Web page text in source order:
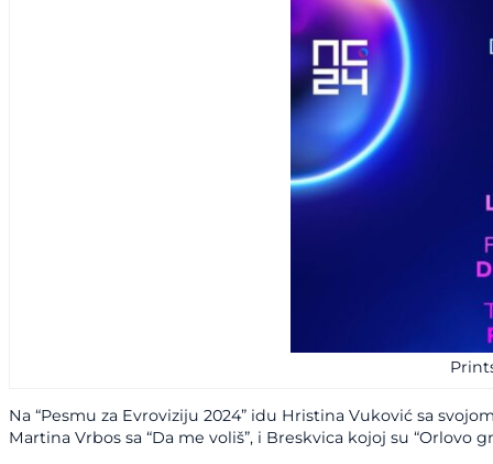
Na “Pesmu za Evroviziju 2024” idu Hristina Vuković sa
Martina Vrbos sa “Da me voliš”, i Breskvica kojoj su